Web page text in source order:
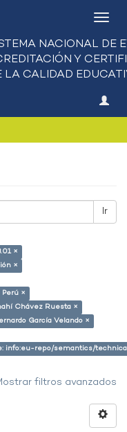
Ir
×
×
×
Chávez Ruesta ×
García Velando ×
info:eu-repo/semantics/
filtros avanzados